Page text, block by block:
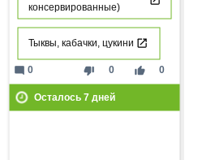
консервированные)
Тыквы, кабачки, цукини
thumb_down 0 thumb_up 0
mode_comment 0
Осталось 7дней